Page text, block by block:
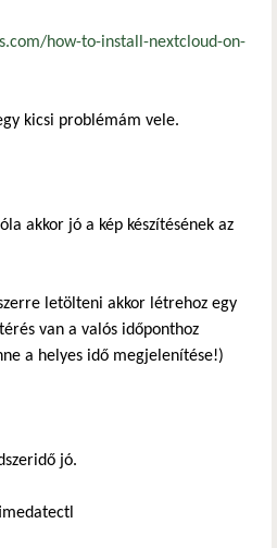
how-to-install-nextcloud-on-
kicsi problémám vele.
akkor jó a kép készítésének az
letölteni akkor létrehoz egy
van a valós időponthoz
a helyes idő megjelenítése!)
jó.